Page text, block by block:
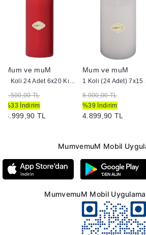
Mum ve muM
1 Koli 24 Adet 6x20 Kırmızı Silindir Mum
7.500,00 TL
%33 İndirim
4.999,90 TL
Mum ve muM
1
8.000,00 TL
%39 İndirim
4.899,90 TL
MumvemuM Mobil
MumvemuM Mobil